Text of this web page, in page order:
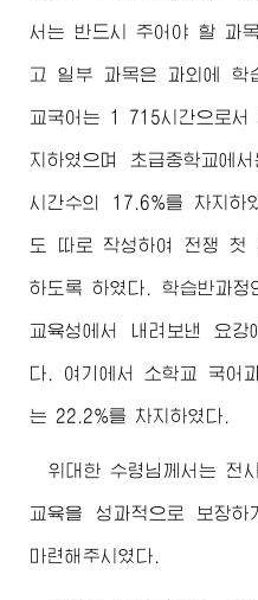
서는 반드시 주어야 할 과
고 일부 과목은 과외에 학
교국어는 1 715시간으로
지하였으며 초급중학교에
시간수의 17.6%를 차지하
도 따로 작성하여 전쟁 첫
하도록 하였다. 학습반과
교육성에서 내려보낸 요
다. 여기에서 소학교 국어
는 22.2%를 차지하였다.
위대한 수령님 께서는 전
교육을 성과적으로 보장
마련해주시였다.